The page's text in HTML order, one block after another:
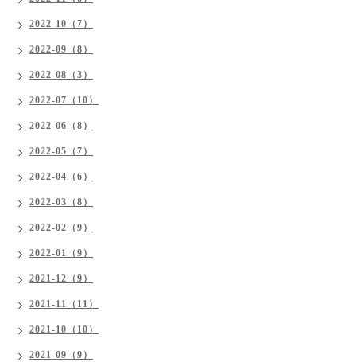
2022-10（7）
2022-09（8）
2022-08（3）
2022-07（10）
2022-06（8）
2022-05（7）
2022-04（6）
2022-03（8）
2022-02（9）
2022-01（9）
2021-12（9）
2021-11（11）
2021-10（10）
2021-09（9）